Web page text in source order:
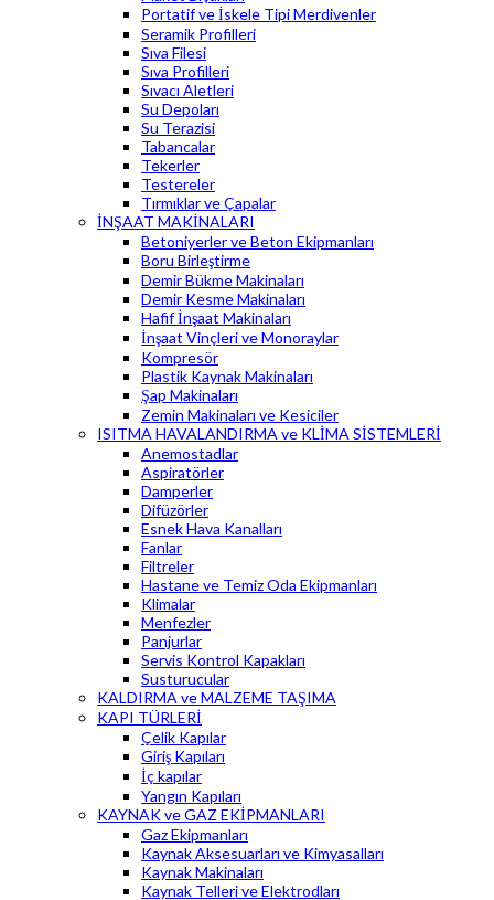
Portatif ve İskele Tipi Merdivenler
Seramik Profilleri
Sıva Filesi
Sıva Profilleri
Sıvacı Aletleri
Su Depoları
Su Terazisi
Tabancalar
Tekerler
Testereler
Tırmıklar ve Çapalar
İNŞAAT MAKİNALARI
Betoniyerler ve Beton Ekipmanları
Boru Birleştirme
Demir Bükme Makinaları
Demir Kesme Makinaları
Hafif İnşaat Makinaları
İnşaat Vinçleri ve Monoraylar
Kompresör
Plastik Kaynak Makinaları
Şap Makinaları
Zemin Makinaları ve Kesiciler
ISITMA HAVALANDIRMA ve KLİMA SİSTEMLERİ
Anemostadlar
Aspiratörler
Damperler
Difüzörler
Esnek Hava Kanalları
Fanlar
Filtreler
Hastane ve Temiz Oda Ekipmanları
Klimalar
Menfezler
Panjurlar
Servis Kontrol Kapakları
Susturucular
KALDIRMA ve MALZEME TAŞIMA
KAPI TÜRLERİ
Çelik Kapılar
Giriş Kapıları
İç kapılar
Yangın Kapıları
KAYNAK ve GAZ EKİPMANLARI
Gaz Ekipmanları
Kaynak Aksesuarları ve Kimyasalları
Kaynak Makinaları
Kaynak Telleri ve Elektrodları